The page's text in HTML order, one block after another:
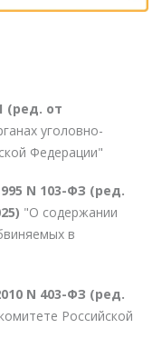
(ред. от
уголовно-
Федерации"
N 103-ФЗ (ред.
"О содержании
в
N 403-ФЗ (ред.
Российской